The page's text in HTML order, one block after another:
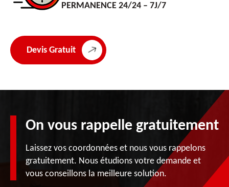
PERMANENCE 24/24 – 7J/7
Devis Gratuit
On vous rappelle gratuitement
Laissez vos coordonnées et nous vous rappelons
gratuitement. Nous étudions votre demande et
vous conseillons la meilleure solution.